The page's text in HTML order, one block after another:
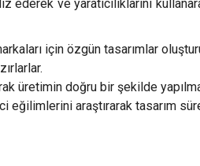
ve yaratıcılıklarını
için özgün tasarımlar
üretimin doğru bir şekilde
eğilimlerini araştırarak tasarım